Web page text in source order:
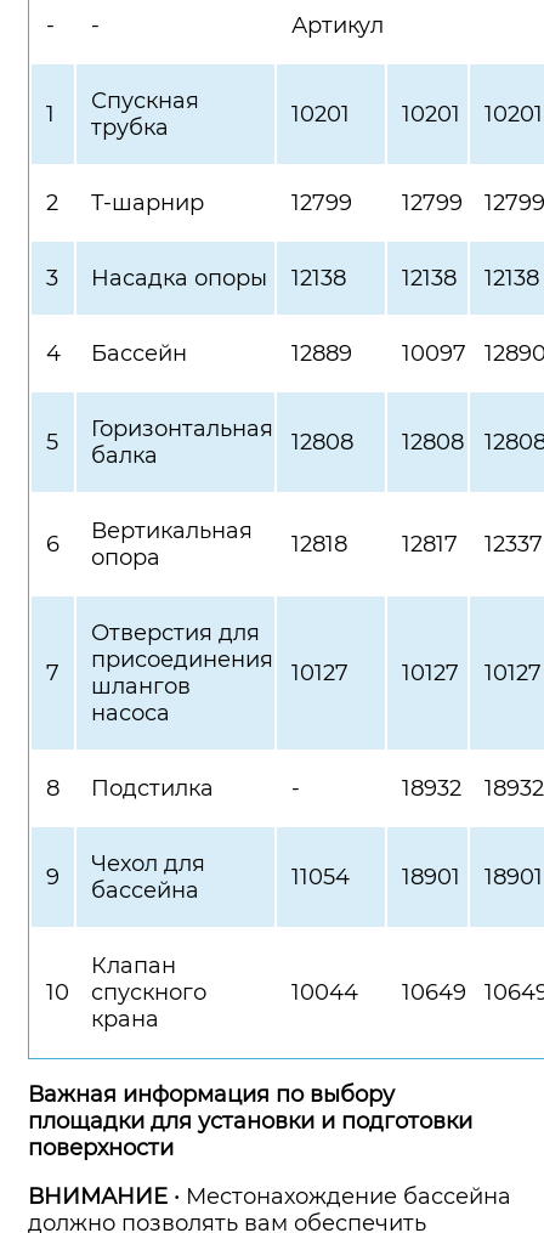
- - Артикул
1
Спускная
трубка
10201 10201 10201
2 Т-шарнир 12799 12799 12799
3 Насадка опоры 12138 12138 12138
4 Бассейн 12889 10097
5
Горизонтальная
балка
12808 12808
6
Вертикальная
опора
12818 12817 12337
7
Отверстия для
присоединения
шлангов
насоса
10127 10127 10127
8 Подстилка - 18932 18932
9
Чехол для
бассейна
11054 18901 18901
10
Клапан
спускного
крана
10044 10649
Важная информация по выбору
площадки для установки и подготовки
поверхности
ВНИМАНИЕ • Местонахождение бассейна
должно позволять вам обеспечить